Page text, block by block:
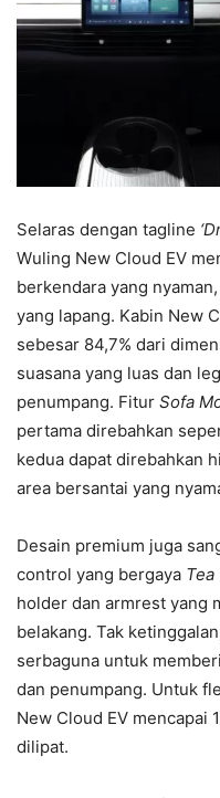
Selaras dengan tagline
Wuling New Cloud EV
berkendara yang
yang lapang. Kabin New
sebesar 84,7% dari
suasana yang luas dan
penumpang. Fitur Sofa
pertama direbahkan
kedua dapat direbahkan
area bersantai yang
Desain premium juga
control yang bergaya Tea
holder dan armrest yang
belakang. Tak
serbaguna untuk
dan penumpang. Untuk
New Cloud EV mencapai
dilipat.